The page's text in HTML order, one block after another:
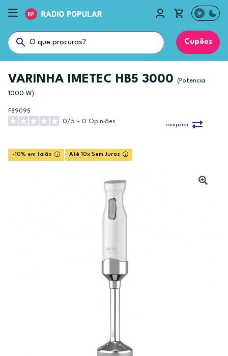
Cupões
VARINHA IMETEC HB5 3000
(Potencia
1000 W)
F89095
0/5 - 0 Opiniões
comparar
-10% em talão Até 10x Sem Juros